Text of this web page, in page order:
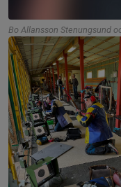
Bo Allansson Stenungsund